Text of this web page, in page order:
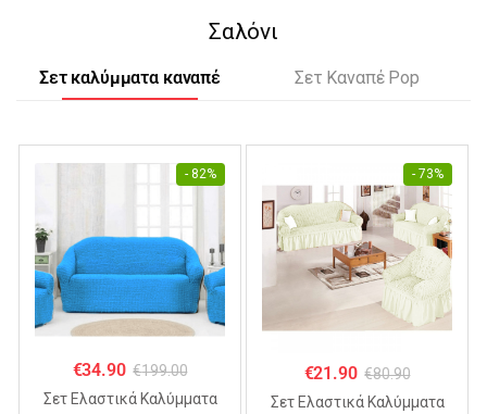
Σαλόνι
Σετ καλύμματα καναπέ Σετ Καναπέ Pop
- 82%
€34.90 €199.00
Σετ Ελαστικά Καλύμματα
- 73%
€21.90 €80.90
Σετ Ελαστικά Καλύμματα